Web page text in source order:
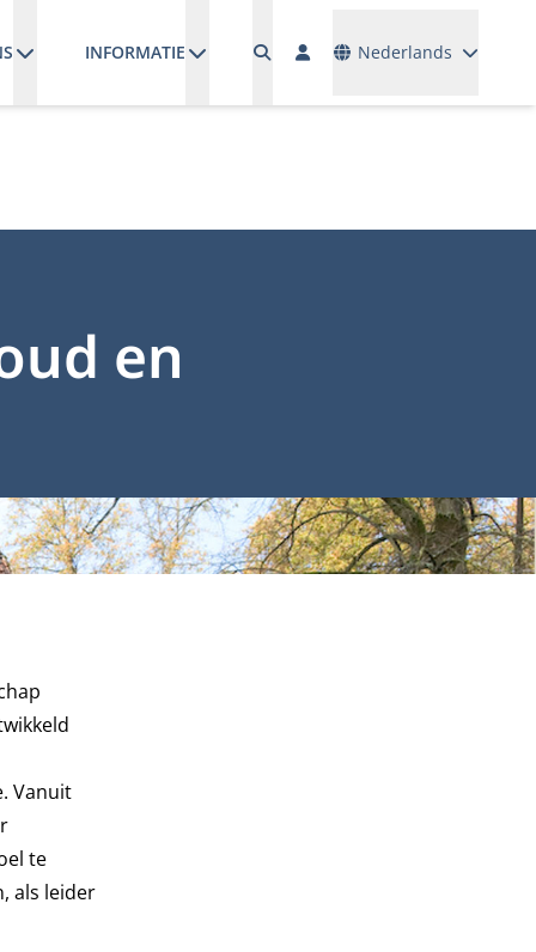
INFORMATIE Nederlands
en
Vanuit
te
als leider